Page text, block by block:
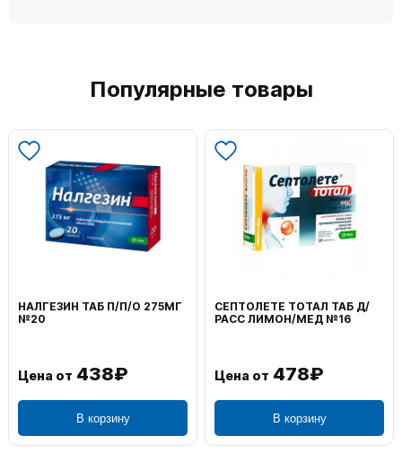
Популярные товары
НАЛГЕЗИН ТАБ П/П/О 275МГ
№20
Цена от 438₽
В корзину
СЕПТОЛЕТЕ ТОТАЛ ТАБ Д/
РАСС ЛИМОН/МЕД №16
Цена от 478₽
В корзину